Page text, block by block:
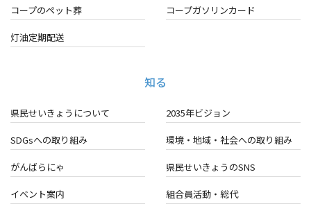
コープのペット葬 コープガソリンカード
灯油定期配送
知る
県民せいきょうについて 2035年ビジョン
SDGsへの取り組み 環境・地域・ 社会への取り組み
がんばらにゃ 県民せいきょうのSNS
イベント案内 組合員活動・総代